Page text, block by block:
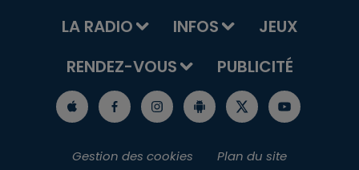
LA RADIO INFOS
JEUX
RENDEZ-VOUS
PUBLICITÉ
Gestion des cookies Plan du site